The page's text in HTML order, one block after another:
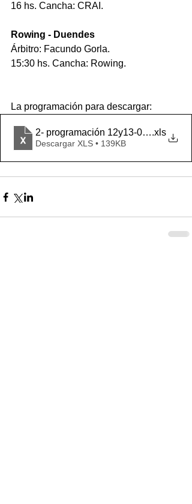
16 hs. Cancha: CRAI.
Rowing - Duendes
Árbitro: Facundo Gorla.
15:30 hs. Cancha: Rowing.
La programación para descargar:
2- programación 12y13-03-2022
.xls
Descargar XLS • 139KB